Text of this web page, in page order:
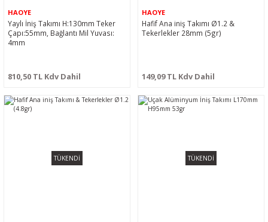
HAOYE
Yaylı İniş Takımı H:130mm Teker
Çapı:55mm, Bağlantı Mil Yuvası:
4mm
810,50 TL Kdv Dahil
HAOYE
Hafif Ana iniş Takımı Ø1.2 &
Tekerlekler 28mm (5gr)
149,09 TL Kdv Dahil
TÜKENDİ TÜKENDİ